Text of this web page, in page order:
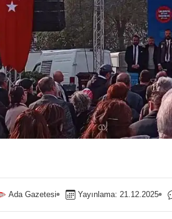
Ada Gazetesi Yayınlama: 21.12.2025